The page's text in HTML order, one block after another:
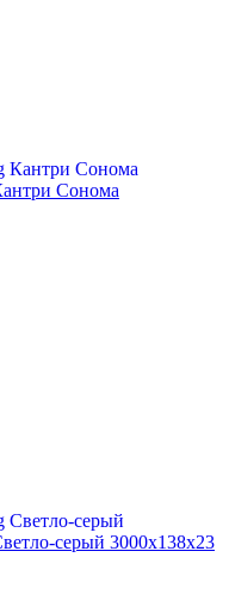
Сонома
серый 3000x138x23